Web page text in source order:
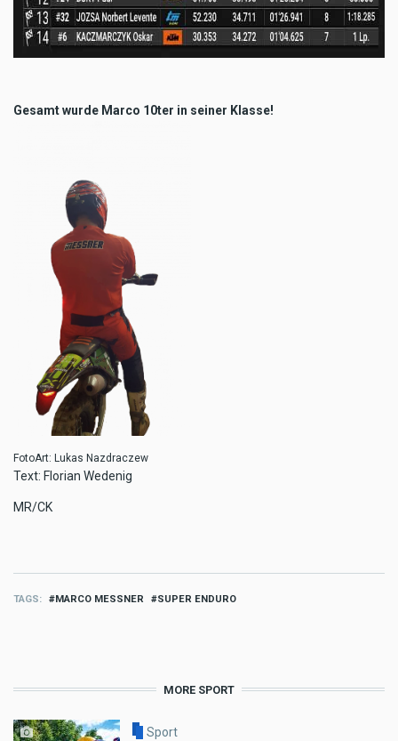
Gesamt wurde Marco 10ter in seiner Klasse!
FotoArt: Lukas Nazdraczew
Text: Florian Wedenig
MR/CK
TAGS MARCO MESSNER SUPER ENDURO
MORE SPORT
Sport